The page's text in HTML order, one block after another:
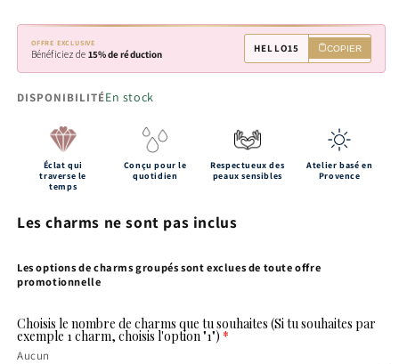
OFFRE EXCLUSIVE
Bénéficiez de 15% de réduction HELLO15 COPIER
DISPONIBILITÉEn stock
Éclat qui
traverse le
temps
Conçu pour le
quotidien
Respectueux des
peaux sensibles
Atelier basé en
Provence
Les charms ne sont pas inclus
Les options de charms groupés sont exclues de toute offre
promotionnelle
Choisis le nombre de charms que tu souhaites (Si tu souhaites par
exemple 1 charm, choisis l'option "1")
Aucun